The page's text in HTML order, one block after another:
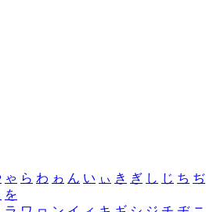
ゃ ら わ ゎ ん い ぃ き ぎ し じ ち ぢ
を